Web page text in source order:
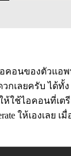
คอนของตัวแอ
เลยครับ ได้ทั้ง
ใช้ไอคอนที่เตรี
ให้เองเลย